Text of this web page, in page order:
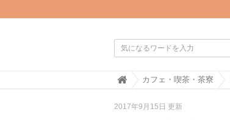
H
e
カフェ・喫茶・茶寮
2017年9月15日 更新